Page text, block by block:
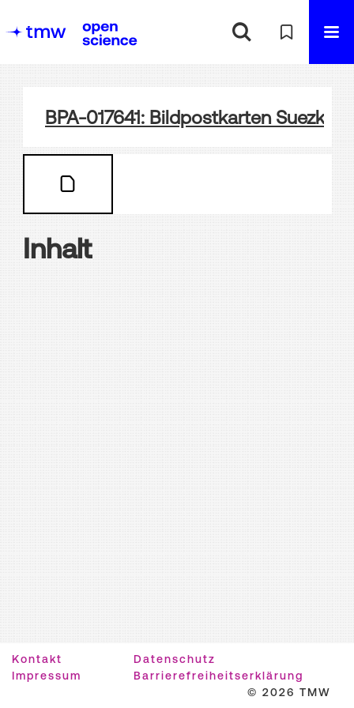
BPA-017641: Bildpostkarten
Inhalt
Kontakt
Datenschutz
Impressum
Barrierefreiheitserklärung
© 2026 TMW